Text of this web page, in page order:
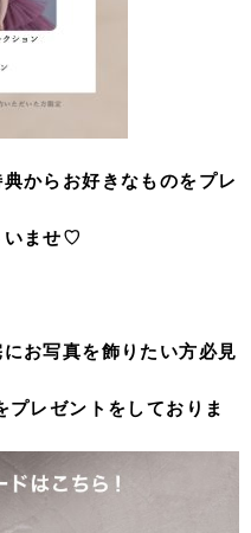
からお好きなものをプレ
いませ♡
お写真を飾りたい方必見
レゼントをしておりま